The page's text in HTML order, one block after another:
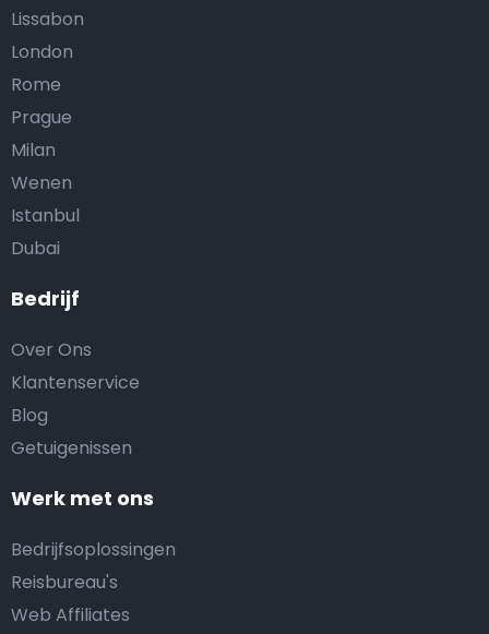
Bedrijf
Over Ons
Klantenservice
Blog
Getuigenissen
Werk met ons
Bedrijfsoplossingen
Reisbureau's
Web Affiliates
Lissabon
London
Rome
Prague
Milan
Wenen
Istanbul
Dubai